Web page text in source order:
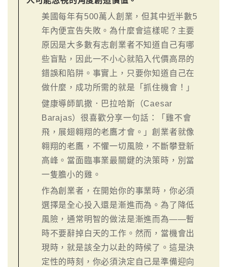
美國每年有500萬人創業，但其中近半數5
年內便宣告失敗。為什麼會這樣呢？主要
原因是大多數有志創業者不知道自己有哪
些盲點，因此一不小心就陷入代價高昂的
錯誤和陷阱。事實上，只要你知道自己在
做什麼，成功所需的就是「抓住機會！」
健康導師凱撒．巴拉哈斯（Caesar
Barajas）很喜歡分享一句話：「雞不會
飛，展翅翱翔的老鷹才會。」創業者就像
翱翔的老鷹，不懼一切風險，不斷攀登新
高峰。當面臨事業最關鍵的決策時，別當
一隻膽小的雞。
作為創業者，在開始你的事業時，你必須
選擇是全心投入還是漸進而為。為了降低
風險，通常明智的做法是漸進而為——暫
時不要辭掉白天的工作。然而，當機會出
現時，就是該全力以赴的時候了。這是決
定性的時刻，你必須決定自己是準備迎向